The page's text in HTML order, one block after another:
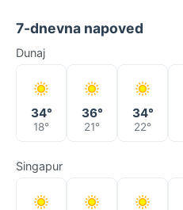
7-dnevna napoved
Dunaj
34°
18°
36°
21°
34°
22°
Singapur